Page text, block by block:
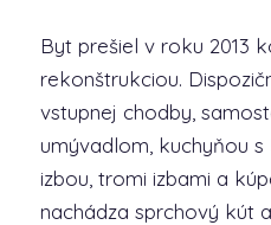
Byt prešiel v roku 2013
rekonštrukciou.
vstupnej chodby,
umývadlom, kuchyňou
izbou, tromi izbami a
nachádza sprchový kút